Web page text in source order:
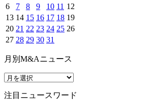
6
7 8 9 10 11 12
13 14 15 16 17 18 19
20 21 22 23 24 25 26
27 28 29 30 31
月別M&Aニュース
注目ニュースワード